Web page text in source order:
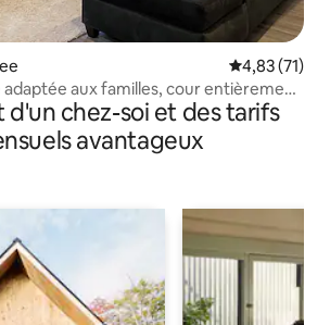
Évaluation
4,83 (71)
adaptée aux familles, cour entièrement
d'un chez-soi et des tarifs
avantageux